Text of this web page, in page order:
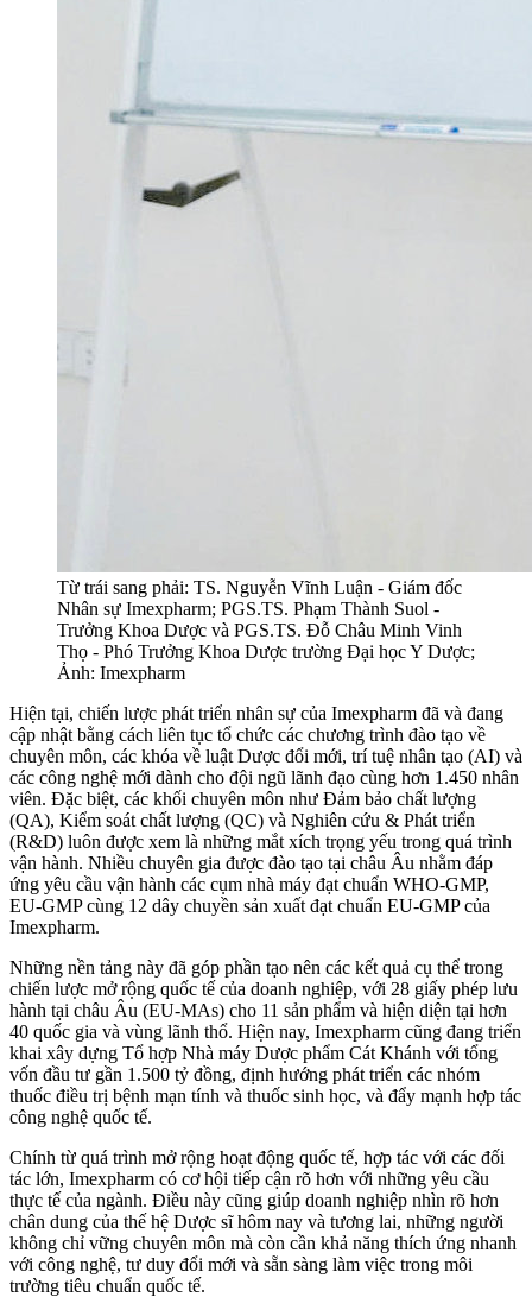
Từ trái sang phải: TS. Nguyễn Vĩnh Luận - Giám đốc
Nhân sự Imexpharm; PGS.TS. Phạm Thành Suol -
Trưởng Khoa Dược và PGS.TS. Đỗ Châu Minh Vinh
Thọ - Phó Trưởng Khoa Dược trường Đại học Y Dược;
Ảnh: Imexpharm
Hiện tại, chiến lược phát triển nhân sự của Imexpharm đã và đang
cập nhật bằng cách liên tục tổ chức các chương trình đào tạo về
chuyên môn, các khóa về luật Dược đổi mới, trí tuệ nhân tạo (AI) và
các công nghệ mới dành cho đội ngũ lãnh đạo cùng hơn 1.450 nhân
viên. Đặc biệt, các khối chuyên môn như Đảm bảo chất lượng
(QA), Kiểm soát chất lượng (QC) và Nghiên cứu & Phát triển
(R&D) luôn được xem là những mắt xích trọng yếu trong quá trình
vận hành. Nhiều chuyên gia được đào tạo tại châu Âu nhằm đáp
ứng yêu cầu vận hành các cụm nhà máy đạt chuẩn WHO-GMP,
EU-GMP cùng 12 dây chuyền sản xuất đạt chuẩn EU-GMP của
Imexpharm.
Những nền tảng này đã góp phần tạo nên các kết quả cụ thể trong
chiến lược mở rộng quốc tế của doanh nghiệp, với 28 giấy phép lưu
hành tại châu Âu (EU-MAs) cho 11 sản phẩm và hiện diện tại hơn
40 quốc gia và vùng lãnh thổ. Hiện nay, Imexpharm cũng đang triển
khai xây dựng Tổ hợp Nhà máy Dược phẩm Cát Khánh với tổng
vốn đầu tư gần 1.500 tỷ đồng, định hướng phát triển các nhóm
thuốc điều trị bệnh mạn tính và thuốc sinh học, và đẩy mạnh hợp tác
công nghệ quốc tế.
Chính từ quá trình mở rộng hoạt động quốc tế, hợp tác với các đối
tác lớn, Imexpharm có cơ hội tiếp cận rõ hơn với những yêu cầu
thực tế của ngành. Điều này cũng giúp doanh nghiệp nhìn rõ hơn
chân dung của thế hệ Dược sĩ hôm nay và tương lai, những người
không chỉ vững chuyên môn mà còn cần khả năng thích ứng nhanh
với công nghệ, tư duy đổi mới và sẵn sàng làm việc trong môi
trường tiêu chuẩn quốc tế.